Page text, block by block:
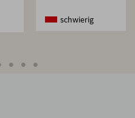
schwierig